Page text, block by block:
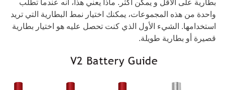
بطارية على الأقل و يمكن اكثر. ماذا يعني هذا، انه عندما تطلب
واحدة من هذه المجموعات، يمكنك اختيار نمط البطارية التي تريد
استخدامها. الشيء الأول الذي كنت تحصل عليه هو اختيار بطارية
قصيرة أو بطارية طويلة.